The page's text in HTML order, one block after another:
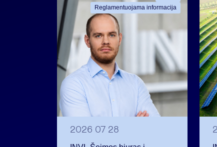
Reglamentuojama informacija
2026 07 28